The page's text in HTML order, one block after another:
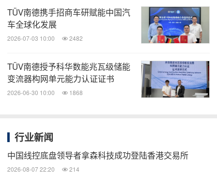
TÜV南德携手招商车研赋能中国汽
车全球化发展
2026-07-03 10:00 2482
TÜV南德授予科华数能兆瓦级储能
变流器构网单元能力认证证书
2026-06-30 10:00 1868
行业新闻
中国线控底盘领导者拿森科技成功登陆香港交易所
2026-08-07 22:20 214